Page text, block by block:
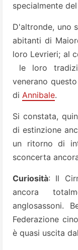
specialmente
D'altronde, uno
abitanti di
loro Levrieri; al
le loro
venerano
di Annibale.
Si constata,
di estinzione
un ritorno di
sconcerta
Curiosità: Il
ancora
anglosassoni.
Federazione
è quasi uscita